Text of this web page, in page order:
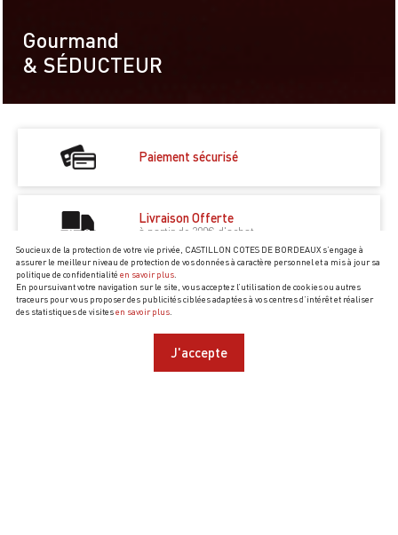
Gourmand
& SÉDUCTEUR
Paiement sécurisé
Livraison Offerte
à partir de 200€ d'achat
NOS MEILLEURES VENTES
Soucieux de la protection de votre vie privée, CASTILLON COTES DE BORDEAUX s’engage à
assurer le meilleur niveau de protection de vos données à caractère personnel et a mis à jour sa
politique de confidentialité en savoir plus
En poursuivant votre navigation sur le site, vous acceptez l’utilisation de cookies ou autres
traceurs pour vous proposer des publicités ciblées adaptées à vos centres d’intérêt et réaliser
des statistiques de visitesen savoir plus
J'accepte